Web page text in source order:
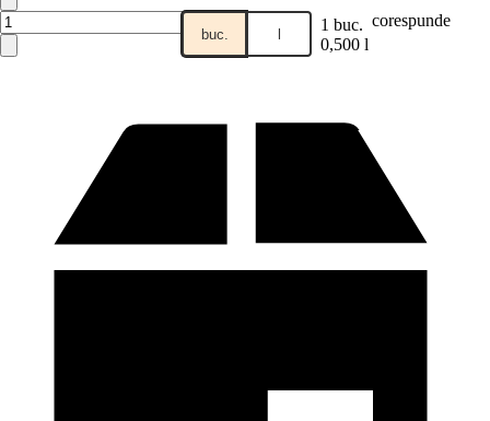
buc. l 1 buc. corespunde
0,500 l